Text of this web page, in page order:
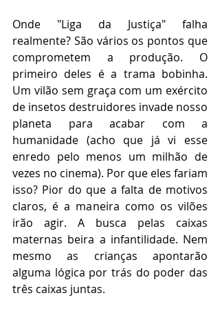
Onde "Liga da Justiça" falha
realmente? São vários os pontos que
comprometem a produção. O
primeiro deles é a trama bobinha.
Um vilão sem graça com um exército
de insetos destruidores invade nosso
planeta para acabar com a
humanidade (acho que já vi esse
enredo pelo menos um milhão de
vezes no cinema). Por que eles fariam
isso? Pior do que a falta de motivos
claros, é a maneira como os vilões
irão agir. A busca pelas caixas
maternas beira a infantilidade. Nem
mesmo as crianças apontarão
alguma lógica por trás do poder das
três caixas juntas.